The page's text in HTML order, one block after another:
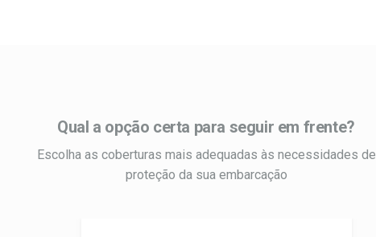
Qual a opção certa para seguir em frente?
Escolha as coberturas mais adequadas às necessidades de
proteção da sua embarcação